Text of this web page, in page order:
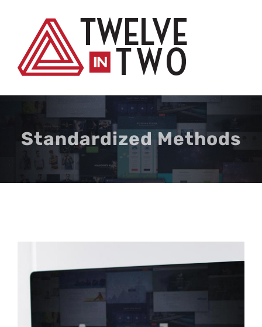
content
Standardized Methods
Larger
Image